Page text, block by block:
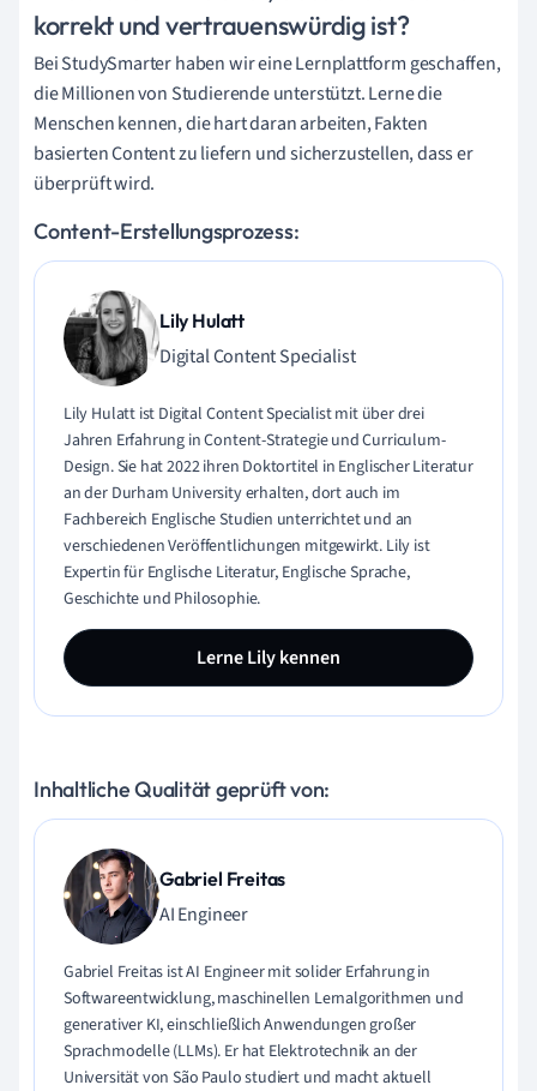
korrekt und vertrauenswürdig ist?
Bei StudySmarter haben wir eine Lernplattform geschaffen,
die Millionen von Studierende unterstützt. Lerne die
Menschen kennen, die hart daran arbeiten, Fakten
basierten Content zu liefern und sicherzustellen, dass er
überprüft wird.
Content-Erstellungsprozess:
Lily Hulatt
Digital Content Specialist
Lily Hulatt ist Digital Content Specialist mit über drei
Jahren Erfahrung in Content-Strategie und Curriculum-
Design. Sie hat 2022 ihren Doktortitel in Englischer Literatur
an der Durham University erhalten, dort auch im
Fachbereich Englische Studien unterrichtet und an
verschiedenen Veröffentlichungen mitgewirkt. Lily ist
Expertin für Englische Literatur, Englische Sprache,
Geschichte und Philosophie.
Lerne Lily kennen
Inhaltliche Qualität geprüft von:
Gabriel Freitas
AI Engineer
Gabriel Freitas ist AI Engineer mit solider Erfahrung in
Softwareentwicklung, maschinellen Lernalgorithmen und
generativer KI, einschließlich Anwendungen großer
Sprachmodelle (LLMs). Er hat Elektrotechnik an der
Universität von São Paulo studiert und macht aktuell